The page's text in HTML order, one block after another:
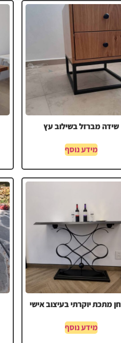
שידה מברזל בשילוב עץ
מידע נוסף
מתכת יוקרתי בעיצוב אישי
מידע נוסף